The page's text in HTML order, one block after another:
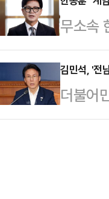
후 국회
사항에
의견이
페이스
하고 있
이재명
과 증권
을 지
무소속
아닌 당
이에 법
했다"
후 계엄
김민석, '전
더불어
이 집결